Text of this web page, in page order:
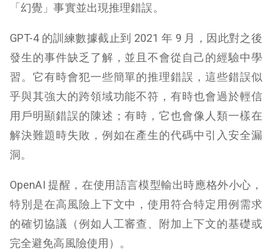
「幻覺」事實並出現推理錯誤。
GPT-4 的訓練數據截止到 2021 年 9 月，因此對之後
發生的事件缺乏了解，並且不會從自己的經驗中學
習。它有時會犯一些簡單的推理錯誤，這些錯誤似
乎與其強大的跨領域功能不符，有時也會過於輕信
用戶明顯錯誤的陳述；有時，它也會像人類一樣在
解決難題時失敗，例如在產生的代碼中引入安全漏
洞。
OpenAI 提醒，在使用語言模型輸出時應格外小心，
特別是在高風險上下文中，使用符合特定用例需求
的確切協議（例如人工審查、附加上下文的基礎或
完全避免高風險使用）。